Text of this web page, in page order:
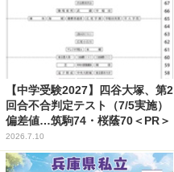
【中学受験2027】四谷大塚、第2
回合不合判定テスト（7/5実施）
偏差値…筑駒74・桜蔭70＜PR＞
2026.7.10